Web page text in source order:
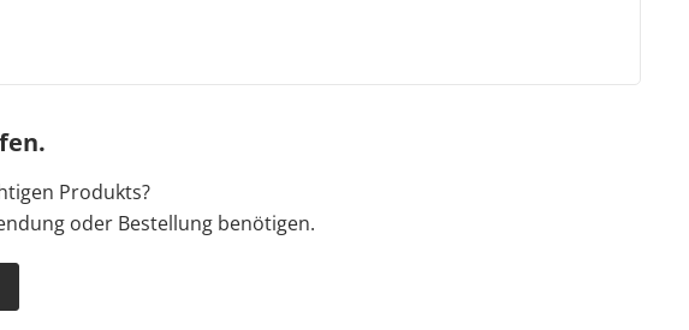
Produkts?
oder Bestellung benötigen.